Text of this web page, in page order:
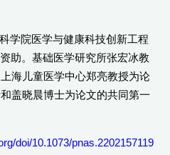
学院医学与健康科技创新工程
助。基础医学研究所张宏冰教
海儿童医学中心郑亮教授为论
盖晓晨博士为论文的共同第一
doi/10.1073/pnas.2202157119